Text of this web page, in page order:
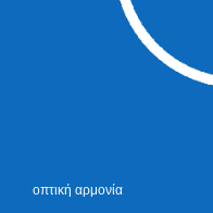
οπτική αρμονία